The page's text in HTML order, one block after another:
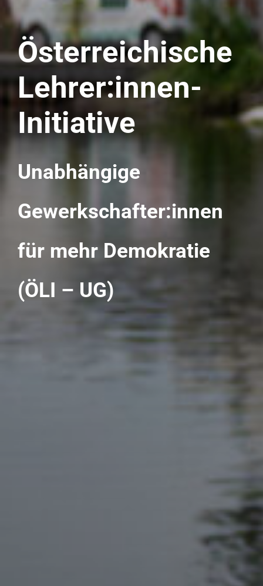
Österreichische
Lehrer:innen-
Initiative
Unabhängige
Gewerkschafter:innen
für mehr Demokratie
(ÖLI – UG)